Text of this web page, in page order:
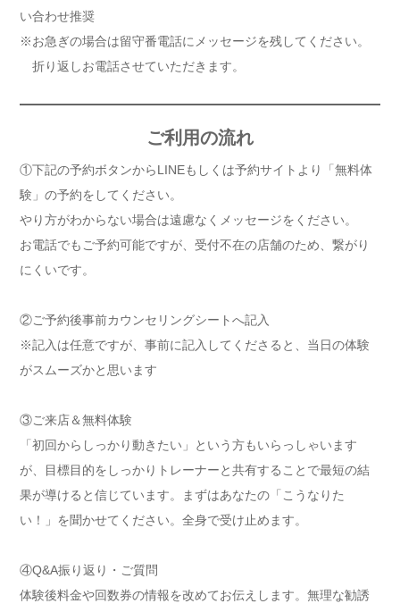
い合わせ推奨
※お急ぎの場合は留守番電話にメッセージを残してください。
折り返しお電話させていただきます。
ご利用の流れ
①下記の予約ボタンからLINEもしくは予約サイトより「無料体
験」の予約をしてください。
やり方がわからない場合は遠慮なくメッセージをください。
お電話でもご予約可能ですが、受付不在の店舗のため、繋がり
にくいです。
②ご予約後事前カウンセリングシートへ記入
※記入は任意ですが、事前に記入してくださると、当日の体験
がスムーズかと思います
③ご来店＆無料体験
「初回からしっかり動きたい」という方もいらっしゃいます
が、目標目的をしっかりトレーナーと共有することで最短の結
果が導けると信じています。まずはあなたの「こうなりた
い！」を聞かせてください。全身で受け止めます。
④Q&A振り返り・ご質問
体験後料金や回数券の情報を改めてお伝えします。無理な勧誘